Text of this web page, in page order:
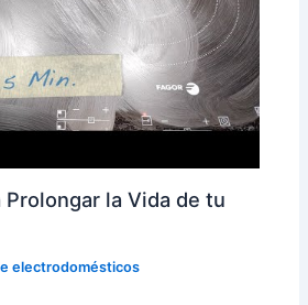
Prolongar la Vida de tu
electrodomésticos